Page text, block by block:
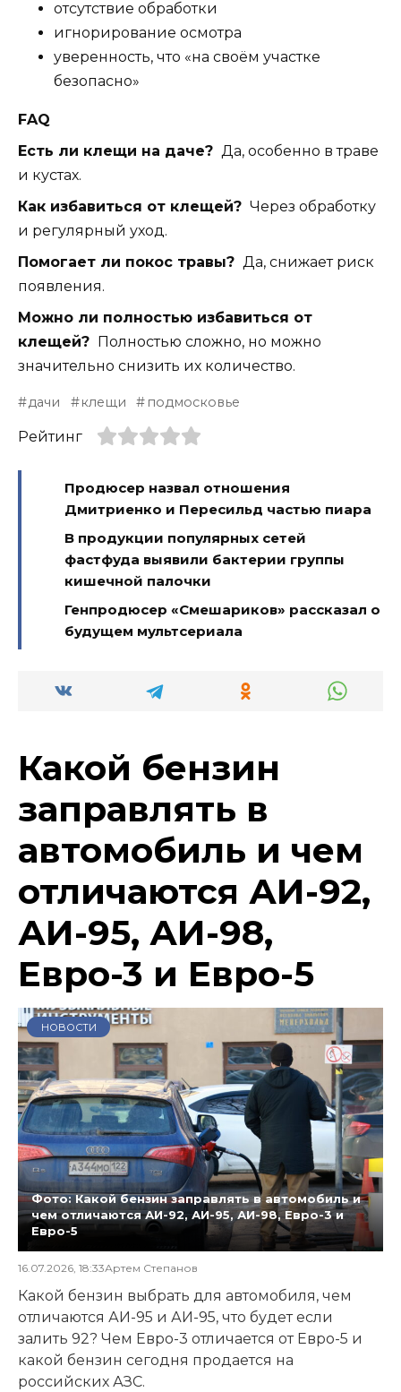
отсутствие обработки
игнорирование осмотра
уверенность, что «на своём участке
безопасно»
FAQ
Есть ли клещи на даче? Да, особенно в траве
и кустах.
Как избавиться от клещей? Через обработку
и регулярный уход.
Помогает ли покос травы? Да, снижает риск
появления.
Можно ли полностью избавиться от
клещей? Полностью сложно, но можно
значительно снизить их количество.
дачи клещи подмосковье
Рейтинг
Продюсер назвал отношения
Дмитриенко и Пересильд частью пиара
В продукции популярных сетей
фастфуда выявили бактерии группы
кишечной палочки
Генпродюсер «Смешариков» рассказал о
будущем мультсериала
Какой бензин
заправлять в
автомобиль и чем
отличаются АИ-92,
АИ-95, АИ-98,
Евро-3 и Евро-5
НОВОСТИ
Фото: Какой бензин заправлять в автомобиль и
чем отличаются АИ-92, АИ-95, АИ-98, Евро-3 и
Евро-5
16.07.2026, 18:33Артем Степанов
Какой бензин выбрать для автомобиля, чем
отличаются АИ-95 и АИ-95, что будет если
залить 92? Чем Евро-3 отличается от Евро-5 и
какой бензин сегодня продается на
российских АЗС.